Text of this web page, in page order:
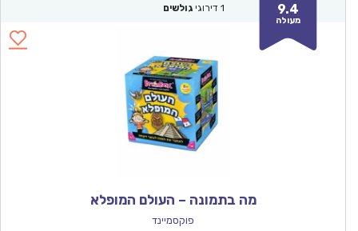
9.4
מעולה
1 דירוגי גולשים
מה בתמונה – העולם המופלא
פוקסמיינד